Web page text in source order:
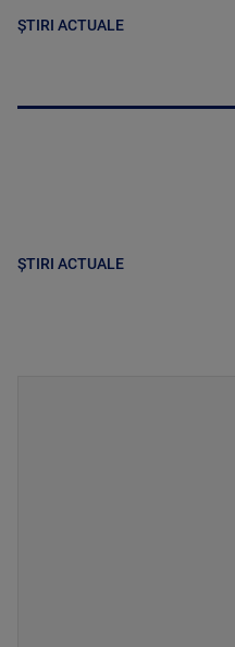
ȘTIRI ACTUALE
ȘTIRI ACTUALE